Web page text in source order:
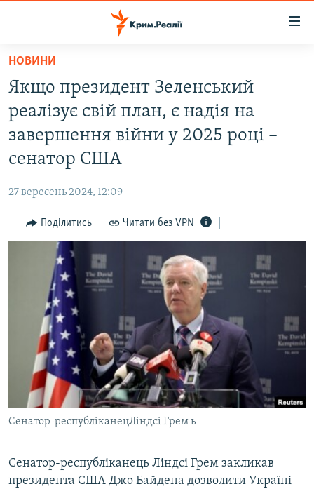
Перейти
основного
матеріалу
Перейти
до
основної
Перейти
пошуку
ВОДА.КРИМ
ВІДЕО ТА ФОТО
ПОГЛЯД
ІНТЕРВ'Ю
ВСЕ ЗА ДЕНЬ
СПЕЦПРОЕКТИ
ДЕПОРТАЦІЯ
ВІДЕОУРОКИ «ELIFBE»
СВІДЧЕННЯ ОКУПАЦІЇ
УКРАЇНСЬКА ПРОБЛЕМА КРИМУ
ІНФОГРАФІКА
ЯК ОБІЙТИ БЛОКУВАННЯ
Русский
Qırımtatar
ДОЛУЧАЙСЯ!
Усі сайти RFE/RL
НОВИНИ
Якщо президент Зеленський
реалізує свій план, є надія на
завершення війни у 2025 році –
сенатор США
27 вересень 2024, 12:09
Поділитись Читати без VPN
Сенатор-республіканецЛіндсі Грем ь
Сенатор-республіканець Ліндсі Грем закликав
президента США Джо Байдена дозволити Україні